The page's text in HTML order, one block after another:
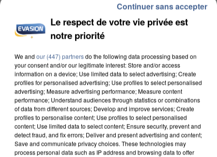
INCENDIES : L’ÎLE-DE-FRANCE LANCE UN ÉLAN
DE SOLIDARITÉ AVEC LES...
Le respect de votre vie privée est
notre priorité
We and our (447) partnersdo the following data processing based on
your consent and/or our legitimate interest: Store and/or access
information on a device; Use limited data to select advertising; Create
profiles for personalised advertising; Use profiles to select personalised
advertising; Measure advertising performance; Measure content
performance; Understand audiences through statistics or combinations
of data from different sources; Develop and improve services; Create
profiles to personalise content; Use profiles to select personalised
content; Use limited data to select content; Ensure security, prevent and
detect fraud, and fix errors; Deliver and present advertising and content;
Save and communicate privacy choices. These technologies may
process personal data such as IP address and browsing data to offer
Continuer sans accepter